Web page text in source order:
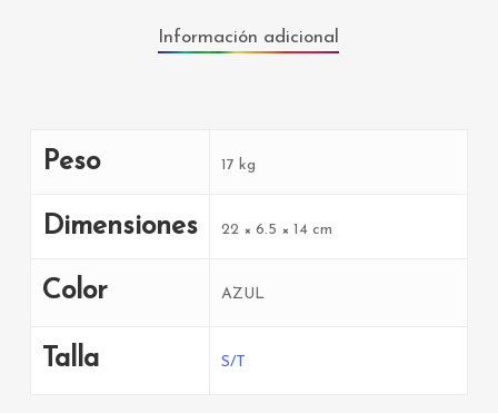
Información adicional
Peso 17 kg
Dimensiones 22 × 6.5 × 14 cm
Color AZUL
Talla S/T